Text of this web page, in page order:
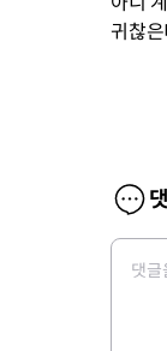
귀찮